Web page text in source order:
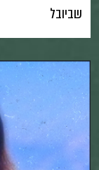
שביובל